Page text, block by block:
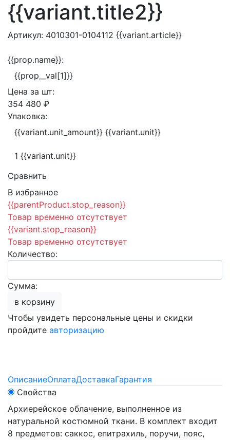
{{variant.title2}}
Артикул: 4010301-0104112 {{variant.article}}
{{prop.name}}:
{{prop__val[1]}}
Цена за шт:
354 480 ₽
Упаковка:
{{variant.unit_amount}} {{variant.unit}}
1 {{variant.unit}}
Сравнить
В избранное
{{parentProduct.stop_reason}}
Товар временно отсутствует
{{variant.stop_reason}}
Товар временно отсутствует
Количество:
Сумма:
в корзину
Чтобы увидеть персональные цены и скидки
пройдите авторизацию
ОписаниеОплатаДоставкаГарантия
Свойства
Архиерейское облачение, выполненное из
натуральной костюмной ткани. В комплект входит
8 предметов: саккос, епитрахиль, поручи, пояс,